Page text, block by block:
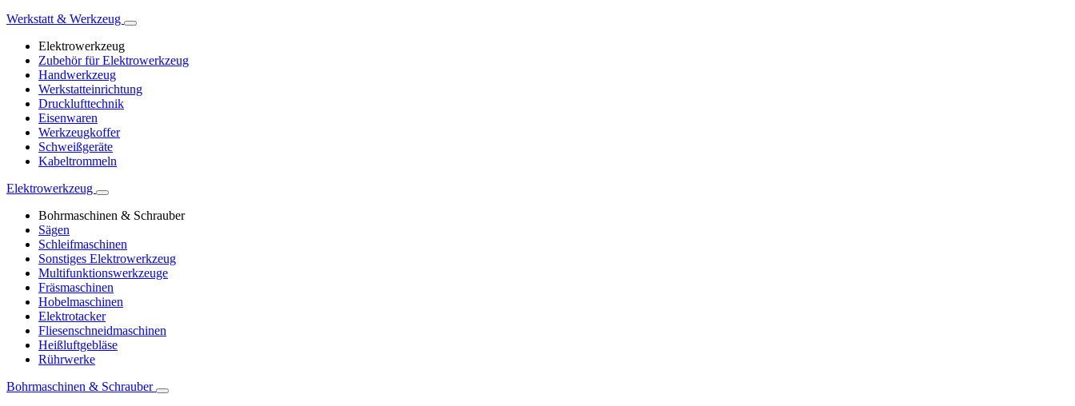
Werkstatt & Werkzeug
Elektrowerkzeug
Zubehör für Elektrowerkzeug
Handwerkzeug
Werkstatteinrichtung
Drucklufttechnik
Eisenwaren
Werkzeugkoffer
Schweißgeräte
Kabeltrommeln
Elektrowerkzeug
Bohrmaschinen & Schrauber
Sägen
Schleifmaschinen
Sonstiges Elektrowerkzeug
Multifunktionswerkzeuge
Fräsmaschinen
Hobelmaschinen
Elektrotacker
Fliesenschneidmaschinen
Heißluftgebläse
Rührwerke
Bohrmaschinen & Schrauber